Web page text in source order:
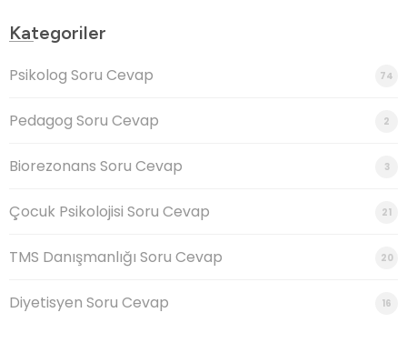
Kategoriler
Psikolog Soru Cevap 74
Pedagog Soru Cevap 2
Biorezonans Soru Cevap 3
Çocuk Psikolojisi Soru Cevap 21
TMS Danışmanlığı Soru Cevap 20
Diyetisyen Soru Cevap 16